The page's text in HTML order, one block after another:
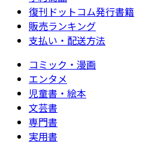
復刊ドットコム発行書籍
販売ランキング
支払い・配送方法
コミック・漫画
エンタメ
児童書・絵本
文芸書
専門書
実用書